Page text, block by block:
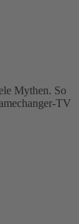
Mythen. So
TV